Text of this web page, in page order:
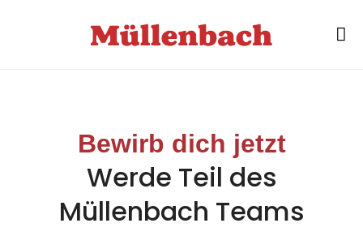
Bewirb dich jetzt
Werde Teil des
Müllenbach Teams